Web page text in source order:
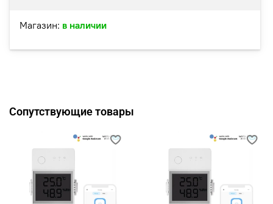
Магазин: в наличии
Сопутствующие товары